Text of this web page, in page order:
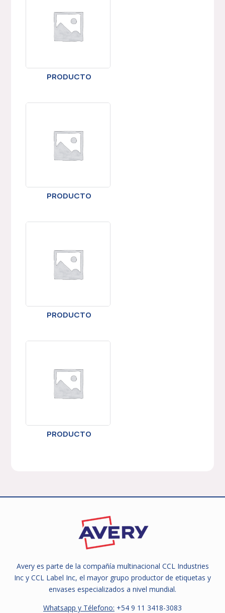
PRODUCTO
PRODUCTO
PRODUCTO
PRODUCTO
Avery es parte de la compañía multinacional CCL Industries
Inc y CCL Label Inc, el mayor grupo productor de etiquetas y
envases especializados a nivel mundial.
Whatsapp y Télefono: +54 9 11 3418-3083